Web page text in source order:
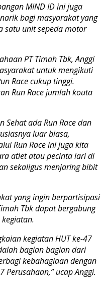
MIND ID ini juga
bagi masyarakat yang
satu unit sepeda motor
PT Timah Tbk, Anggi
untuk mengikuti
Race cukup tinggi.
Run Race jumlah kouta
Sehat ada Run Race dan
luar biasa,
Run Race ini juga kita
atlet atau pecinta lari di
sekaligus menjaring bibit
yang ingin berpartisipasi
Tbk dapat bergabung
kegiatan HUT ke-47
bagian bagian dari
kebahagiaan dengan
Perusahaan,” ucap Anggi.